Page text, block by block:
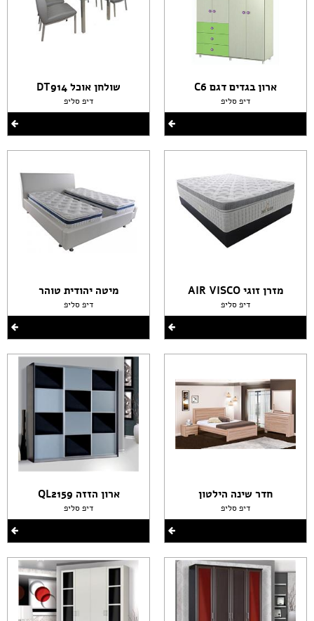
ארון בגדים דגם C6
דיפ סליפ
שולחן אוכל DT914
דיפ סליפ
מזרן זוגי AIR VISCO
דיפ סליפ
חדר שינה הילטון
דיפ סליפ
מיטה יהודית טוהר
דיפ סליפ
ארון הזזה QL2159
דיפ סליפ